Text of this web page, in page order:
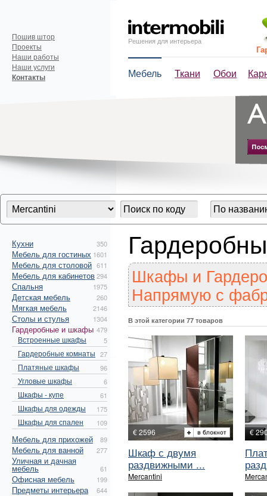
Решения для интерьера
Мебель Ткани Обои
Пошив штор
Проекты
Наши работы
Наши услуги
Контакты
Кухни 350
Мебель для гостиных 1601
Мебель для столовой 611
Мебель для кабинетов294
Спальня 1975
Детская мебель 260
Мягкая мебель 2146
Столы и стулья 1304
Гардеробные и шкафы 479
Встроенные шкафы 5
Гардеробные комнаты 27
Платяные шкафы 96
Угловые шкафы 6
Шкафы - купе 61
Шкафы для одежды 175
Шкафы для спален 109
Мебель для прихожей 89
Мебель для ванной 277
Уличная и дачная
мебель 61
Офисная мебель 199
Предметы интерьера 644
Шкафы и
Напрямую с
В этой категории 77 товаров
€ 2596
Шкаф с двумя
раздвижными ...
Mercantini
€